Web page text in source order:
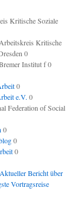
Kritische Soziale
Arbeitskreis Kritische
0
Institut f 0
0
e.V. 0
Federation of Social
0
0
0
Aktueller Bericht über
Vortragsreise